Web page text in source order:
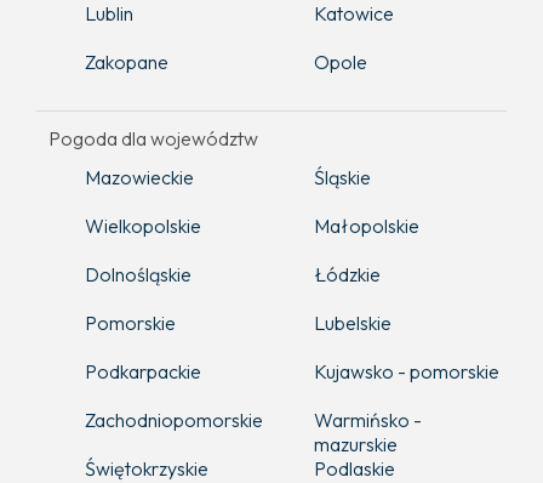
Lublin
Katowice
Zakopane
Opole
Pogoda dla województw
Mazowieckie
Śląskie
Wielkopolskie
Małopolskie
Dolnośląskie
Łódzkie
Pomorskie
Lubelskie
Podkarpackie
Kujawsko - pomorskie
Zachodniopomorskie
Warmińsko -
mazurskie
Świętokrzyskie
Podlaskie